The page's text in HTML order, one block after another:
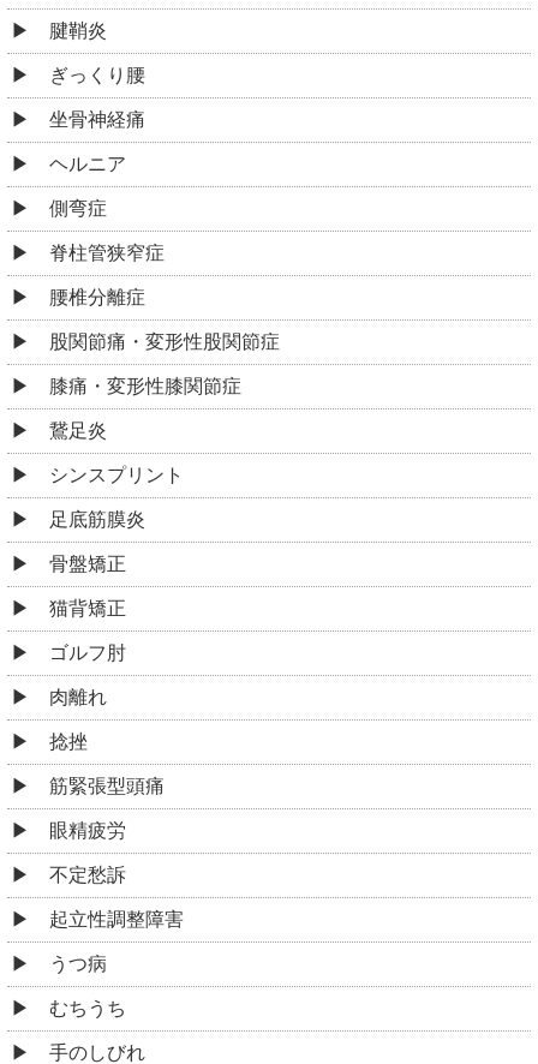
腱鞘炎
ぎっくり腰
坐骨神経痛
ヘルニア
側弯症
脊柱管狭窄症
腰椎分離症
股関節痛・変形性股関節症
膝痛・変形性膝関節症
鵞足炎
シンスプリント
足底筋膜炎
骨盤矯正
猫背矯正
ゴルフ肘
肉離れ
捻挫
筋緊張型頭痛
眼精疲労
不定愁訴
起立性調整障害
うつ病
むちうち
手のしびれ